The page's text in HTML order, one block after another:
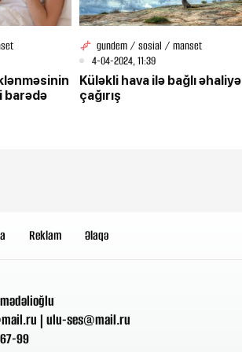
barədə
gundem / sosial / manset
4-04-2024, 11:39
Küləkli hava ilə bağlı əhaliyə
çağırış
Reklam Əlaqə
| ulu-ses@mail.ru
99